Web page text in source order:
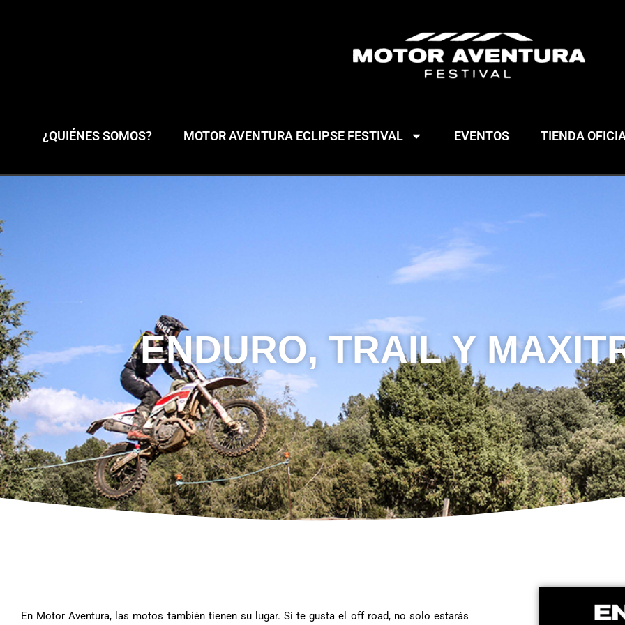
¿QUIÉNES SOMOS? MOTOR AVENTURA ECLIPSE FESTIVAL EVENTOS TIENDA
ENDURO, TRAIL Y
En Motor Aventura, las motos también tienen su lugar. Si te gusta el off road, no solo estarás